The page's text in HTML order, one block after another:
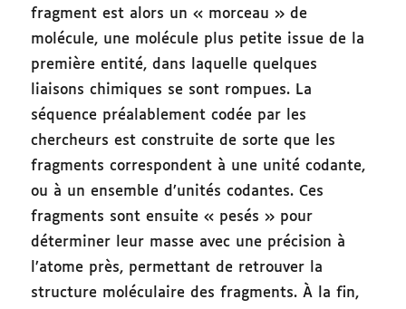
fragment est alors un « morceau » de
molécule, une molécule plus petite issue de la
première entité, dans laquelle quelques
liaisons chimiques se sont rompues. La
séquence préalablement codée par les
chercheurs est construite de sorte que les
fragments correspondent à une unité codante,
ou à un ensemble d’unités codantes. Ces
fragments sont ensuite « pesés » pour
déterminer leur masse avec une précision à
l’atome près, permettant de retrouver la
structure moléculaire des fragments. À la fin,